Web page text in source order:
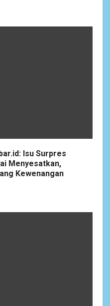
Isu Surpres
Menyesatkan,
Kewenangan